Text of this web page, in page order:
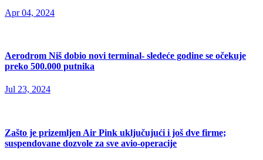
Apr 04, 2024
Aerodrom Niš dobio novi terminal- sledeće godine se očekuje
preko 500.000 putnika
Jul 23, 2024
Zašto je prizemljen Air Pink uključujući i još dve firme;
suspendovane dozvole za sve avio-operacije